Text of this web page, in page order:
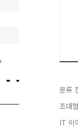
분류
조대
IT 이